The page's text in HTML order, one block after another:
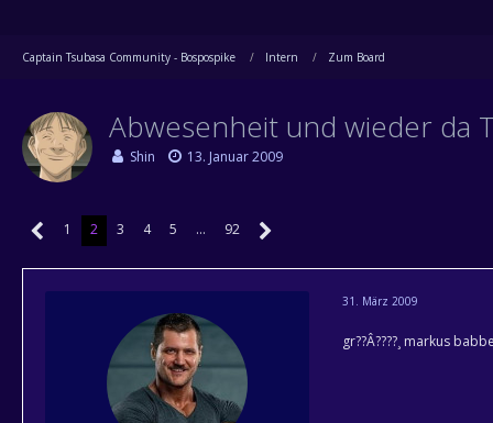
Captain Tsubasa Community - Bospospike Intern Zum Board
Abwesenheit und wieder da
Shin 13. Januar 2009
1 2 3 4 5 … 92
31. März 2009
gr??Â????¸ markus